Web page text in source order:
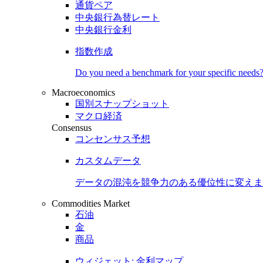
通貨ペア
中央銀行為替レート
中央銀行金利
指数作成
Do you need a benchmark for your specific needs?
Macroeconomics
国別スナップショット
マクロ経済
Consensus
コンセンサス予想
カスタムデータ
データの混沌を競争力のある優位性に変え
Commodities Market
石油
金
商品
ウィジェット: 金利マップ